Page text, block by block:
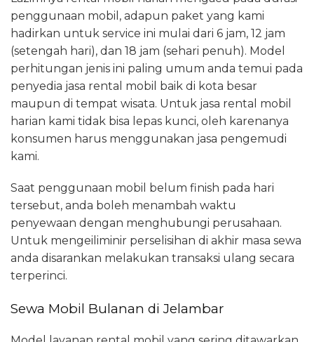
penggunaan mobil, adapun paket yang kami
hadirkan untuk service ini mulai dari 6 jam, 12 jam
(setengah hari), dan 18 jam (sehari penuh). Model
perhitungan jenis ini paling umum anda temui pada
penyedia jasa rental mobil baik di kota besar
maupun di tempat wisata. Untuk jasa rental mobil
harian kami tidak bisa lepas kunci, oleh karenanya
konsumen harus menggunakan jasa pengemudi
kami.
Saat penggunaan mobil belum finish pada hari
tersebut, anda boleh menambah waktu
penyewaan dengan menghubungi perusahaan.
Untuk mengeiliminir perselisihan di akhir masa sewa
anda disarankan melakukan transaksi ulang secara
terperinci.
Sewa Mobil Bulanan di Jelambar